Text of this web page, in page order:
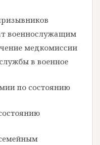
военнослужащим
медкомиссии
в военное
по состоянию